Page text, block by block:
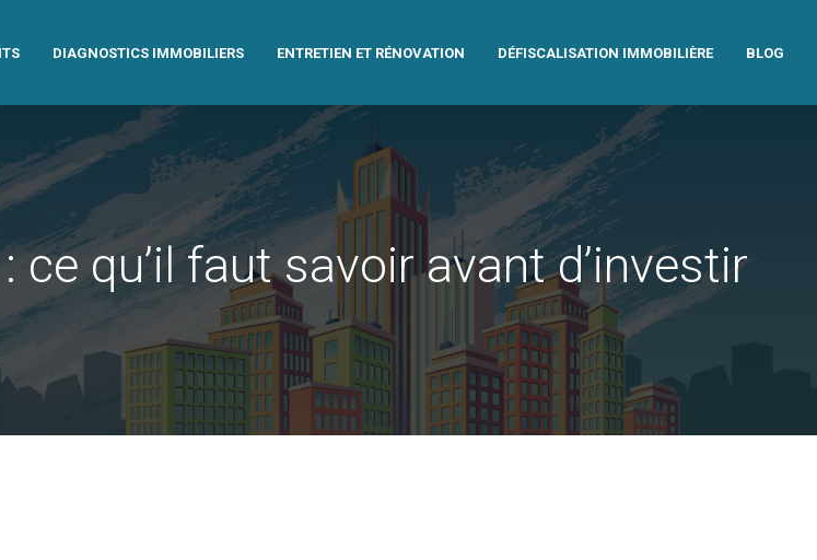
DIAGNOSTICS IMMOBILIERS ENTRETIEN ET RÉNOVATION DÉFISCALISATION IMMOBILIÈRE BLOG
qu’il faut savoir avant d’investir